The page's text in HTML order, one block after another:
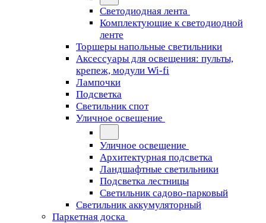
Светодиодная лента
Комплектующие к светодиодной
ленте
Торшеры напольные светильники
Аксессуары для освещения: пульты,
крепеж, модули Wi-fi
Лампочки
Подсветка
Светильник спот
Уличное освещение
Уличное освещение
Архитектурная подсветка
Ландшафтные светильники
Подсветка лестницы
Светильник садово-парковый
Светильник аккумуляторный
Паркетная доска